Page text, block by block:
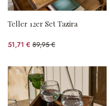
Teller 12er Set Tazira
51,71 € 89,95 €
(42.51% gespart)